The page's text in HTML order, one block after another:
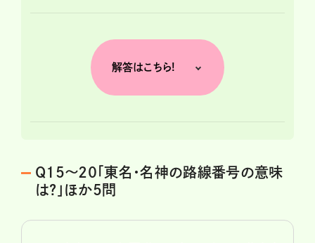
解答はこちら!
Q15～20「東名・名神の路線番号の意味
は?」ほか5問